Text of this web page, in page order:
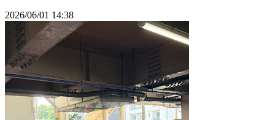
2026/06/01 14:38